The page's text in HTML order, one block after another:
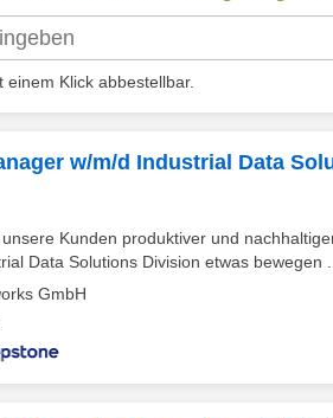
Klick abbestellbar.
w/m/d Industrial Data
unsere Kunden produktiver und
Data Solutions Division etwas bewegen ...
GmbH